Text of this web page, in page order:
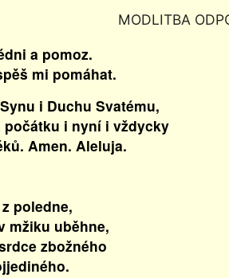
MODLITBA
a pomoz.
mi pomáhat.
i Duchu Svatému,
počátku i nyní i vždycky
Amen. Aleluja.
poledne,
mžiku uběhne,
zbožného